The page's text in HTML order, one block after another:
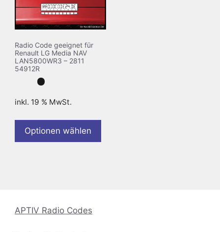
Radio Code geeignet für
Renault LG Media NAV
LAN5800WR3 – 2811
54912R
inkl. 19 % MwSt.
Optionen wählen
APTIV Radio Codes